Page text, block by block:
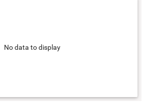
No data to display